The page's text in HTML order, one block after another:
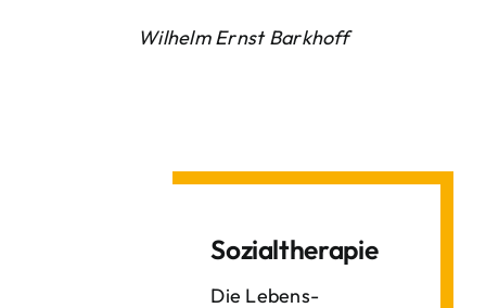
Wilhelm Ernst Barkhoff
Sozialtherapie
Die Lebens-